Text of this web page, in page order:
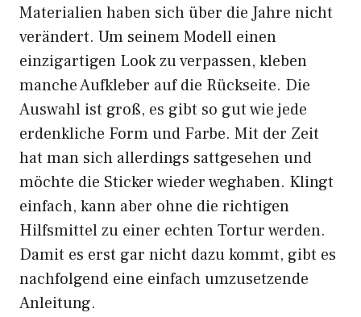
Materialien haben sich über die Jahre nicht
verändert. Um seinem Modell einen
einzigartigen Look zu verpassen, kleben
manche Aufkleber auf die Rückseite. Die
Auswahl ist groß, es gibt so gut wie jede
erdenkliche Form und Farbe. Mit der Zeit
hat man sich allerdings sattgesehen und
möchte die Sticker wieder weghaben. Klingt
einfach, kann aber ohne die richtigen
Hilfsmittel zu einer echten Tortur werden.
Damit es erst gar nicht dazu kommt, gibt es
nachfolgend eine einfach umzusetzende
Anleitung.